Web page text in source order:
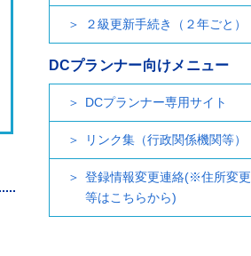
２級更新手続き（２年ごと）
DCプランナー向けメニュー
DCプランナー専用サイト
リンク集（行政関係機関等）
登録情報変更連絡(※住所変更
等はこちらから)